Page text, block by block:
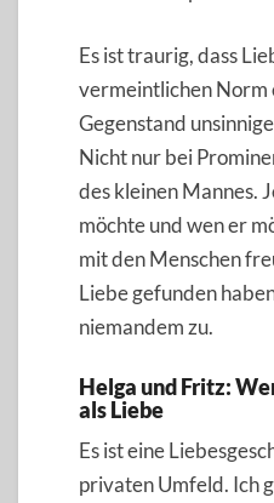
Es ist traurig, dass
vermeintlichen Norm
Gegenstand
Nicht nur bei
des kleinen Mannes.
möchte und wen er
mit den Menschen
Liebe gefunden
niemandem zu.
Helga und Fritz:
als Liebe
Es ist eine
privaten Umfeld. Ich